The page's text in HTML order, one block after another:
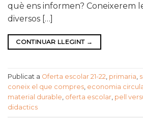
què ens informen? Coneixerem
diversos […]
CONTINUAR LLEGINT →
Publicat a Oferta escolar 21-22, primaria,
coneix el que compres, economia
material durable, oferta escolar, pell
didactics